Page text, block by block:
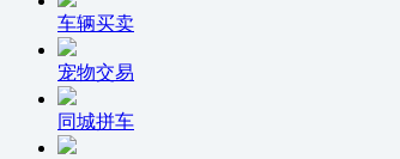
车辆买卖
宠物交易
同城拼车